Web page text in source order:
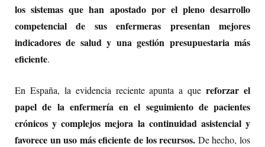
los sistemas que han apostado por el pleno desarrollo
competencial de sus enfermeras presentan mejores
indicadores de salud y una gestión presupuestaria más
eficiente.
En España, la evidencia reciente apunta a quereforzar el
papel de la enfermería en el seguimiento de pacientes
crónicos y complejos mejora la continuidad asistencial y
favorece un uso más eficiente de los recursos. De hecho, los